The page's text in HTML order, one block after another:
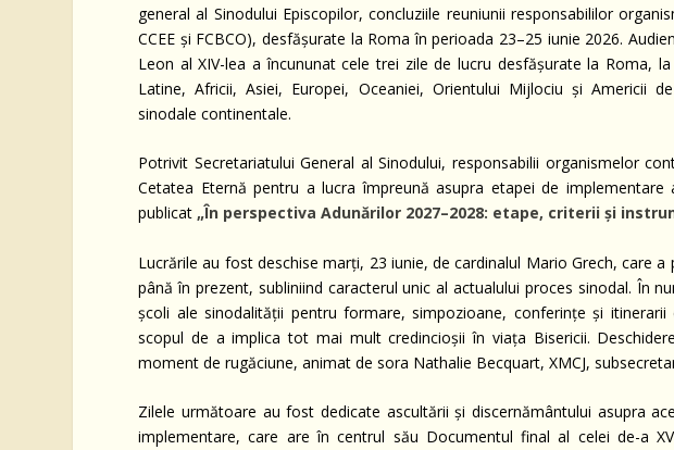
general al Sinodului Episcopilor, concluziile reuniunii responsabililor
CCEE și FCBCO), desfășurate la Roma în perioada 23–25 iunie 2026.
Leon al XIV-lea a încununat cele trei zile de lucru desfășurate la Roma,
Latine, Africii, Asiei, Europei, Oceaniei, Orientului Mijlociu și Americii
sinodale continentale.
Potrivit Secretariatului General al Sinodului, responsabilii organismelor
Cetatea Eternă pentru a lucra împreună asupra etapei de
publicat „În perspectiva Adunărilor 2027–2028: etape, criterii și
Lucrările au fost deschise marți, 23 iunie, de cardinalul Mario Grech, care
până în prezent, subliniind caracterul unic al actualului proces sinodal. În
școli ale sinodalității pentru formare, simpozioane, conferințe și
scopul de a implica tot mai mult credincioșii în viața Bisericii.
moment de rugăciune, animat de sora Nathalie Becquart, XMCJ,
Zilele următoare au fost dedicate ascultării și discernământului asupra
implementare, care are în centrul său Documentul final al celei de-a